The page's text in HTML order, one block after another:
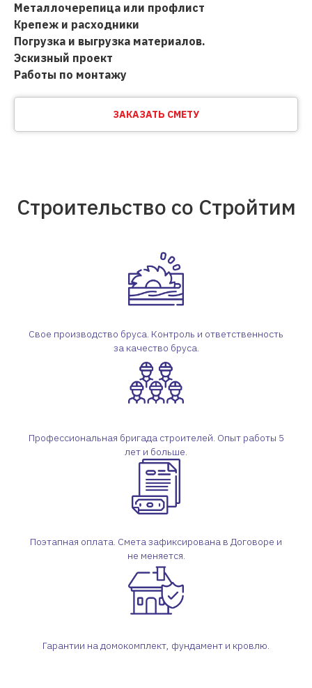
Металлочерепица или профлист
Крепеж и расходники
Погрузка и выгрузка материалов.
Эскизный проект
Работы по монтажу
ЗАКАЗАТЬ СМЕТУ
Строительство со Стройтим
Свое производство бруса. Контроль и ответственность
за качество бруса.
Профессиональная бригада строителей. Опыт работы 5
лет и больше.
Поэтапная оплата. Смета зафиксирована в Договоре и
не меняется.
Гарантии на домокомплект, фундамент и кровлю.